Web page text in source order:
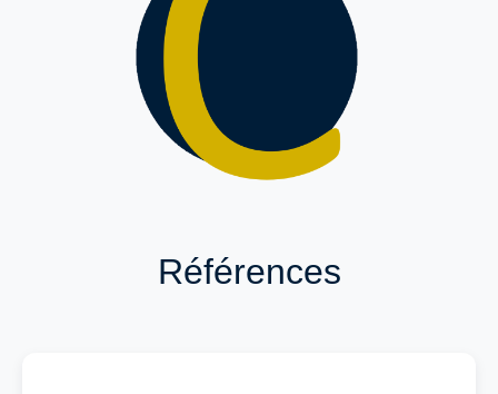
Références